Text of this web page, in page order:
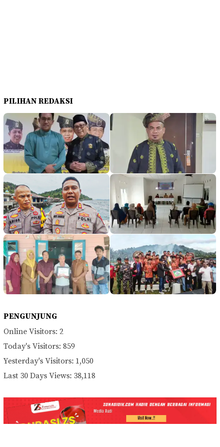
PILIHAN REDAKSI
PENGUNJUNG
Online Visitors: 2
Today's Visitors: 859
Yesterday's Visitors: 1,050
Last 30 Days Views: 38,118